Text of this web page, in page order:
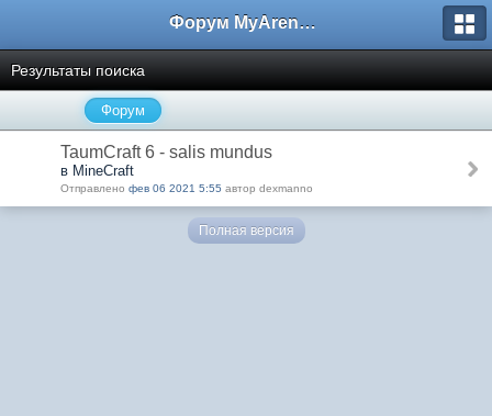
Форум MyArena.ru
Результаты поиска
Форум
TaumCraft 6 - salis mundus
в MineCraft
Отправлено фев 06 2021 5:55 автор dexmanno
Полная версия